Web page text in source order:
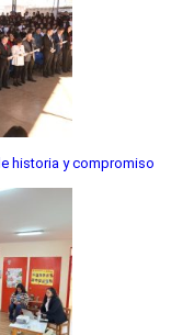
historia y compromiso